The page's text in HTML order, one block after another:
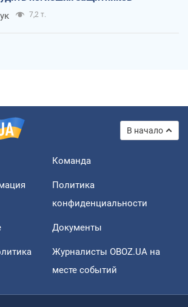
7,2 т.
В начало
Команда
Политика
конфиденциальности
Документы
Журналисты OBOZ.UA на
месте событий